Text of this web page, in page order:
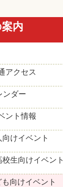
内
アクセス
ンダー
ント情報
向けイベント
校生向けイベント
も向けイベント